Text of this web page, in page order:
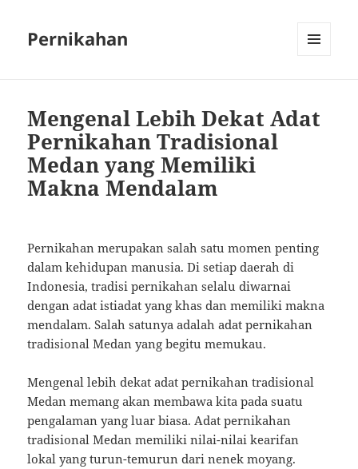
Pernikahan
Mengenal Lebih Dekat Adat
Pernikahan Tradisional
Medan yang Memiliki
Makna Mendalam
Pernikahan merupakan salah satu momen penting
dalam kehidupan manusia. Di setiap daerah di
Indonesia, tradisi pernikahan selalu diwarnai
dengan adat istiadat yang khas dan memiliki makna
mendalam. Salah satunya adalah adat pernikahan
tradisional Medan yang begitu memukau.
Mengenal lebih dekat adat pernikahan tradisional
Medan memang akan membawa kita pada suatu
pengalaman yang luar biasa. Adat pernikahan
tradisional Medan memiliki nilai-nilai kearifan
lokal yang turun-temurun dari nenek moyang.